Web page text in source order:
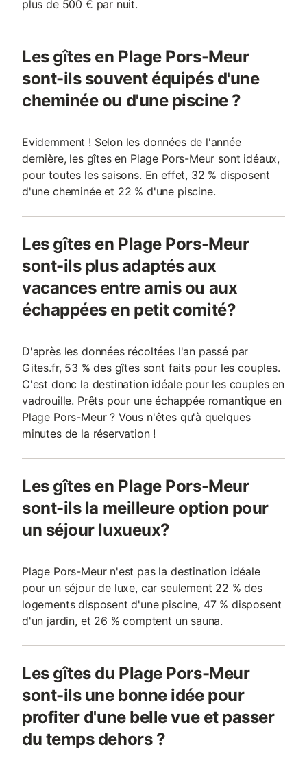
plus de 500 € par nuit.
Les gîtes en Plage Pors-Meur
sont-ils souvent équipés d'une
cheminée ou d'une piscine ?
Evidemment ! Selon les données de l'année
dernière, les gîtes en Plage Pors-Meur sont idéaux,
pour toutes les saisons. En effet, 32 % disposent
d'une cheminée et 22 % d'une piscine.
Les gîtes en Plage Pors-Meur
sont-ils plus adaptés aux
vacances entre amis ou aux
échappées en petit comité?
D'après les données récoltées l'an passé par
Gites.fr, 53 % des gîtes sont faits pour les couples.
C'est donc la destination idéale pour les couples en
vadrouille. Prêts pour une échappée romantique en
Plage Pors-Meur ? Vous n'êtes qu'à quelques
minutes de la réservation !
Les gîtes en Plage Pors-Meur
sont-ils la meilleure option pour
un séjour luxueux?
Plage Pors-Meur n'est pas la destination idéale
pour un séjour de luxe, car seulement 22 % des
logements disposent d'une piscine, 47 % disposent
d'un jardin, et 26 % comptent un sauna.
Les gîtes du Plage Pors-Meur
sont-ils une bonne idée pour
profiter d'une belle vue et passer
du temps dehors ?